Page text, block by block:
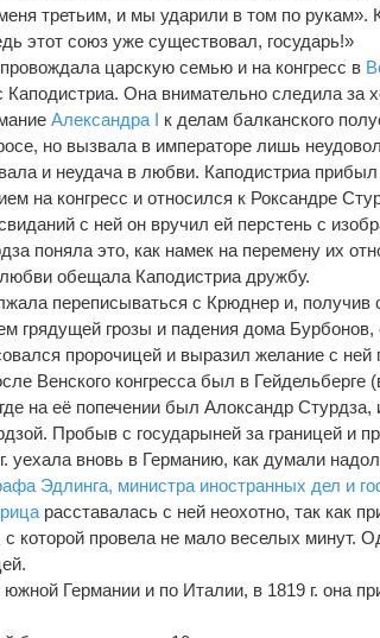
третьим, и мы ударили в том по рукам».
этот союз уже существовал, государь!»
царскую семью и на конгресс в
Она внимательно следила за
Александра I к делам балканского
но вызвала в императоре лишь
и неудача в любви. Каподистриа
на конгресс и относился к Роксандре
с ней он вручил ей перстень с
поняла это, как намек на перемену их
обещала Каподистриа дружбу.
переписываться с Крюднер и, получив
грядущей грозы и падения дома
пророчицей и выразил желание с ней
Венского конгресса был в Гейдельберге
на её попечении был Алоксандр Стурдза,
Пробыв с государыней за границей и
уехала вновь в Германию, как думали
Эдлинга, министра иностранных дел и
расставалась с ней неохотно, так как
которой провела не мало веселых минут.
Германии и по Италии, в 1819 г. она